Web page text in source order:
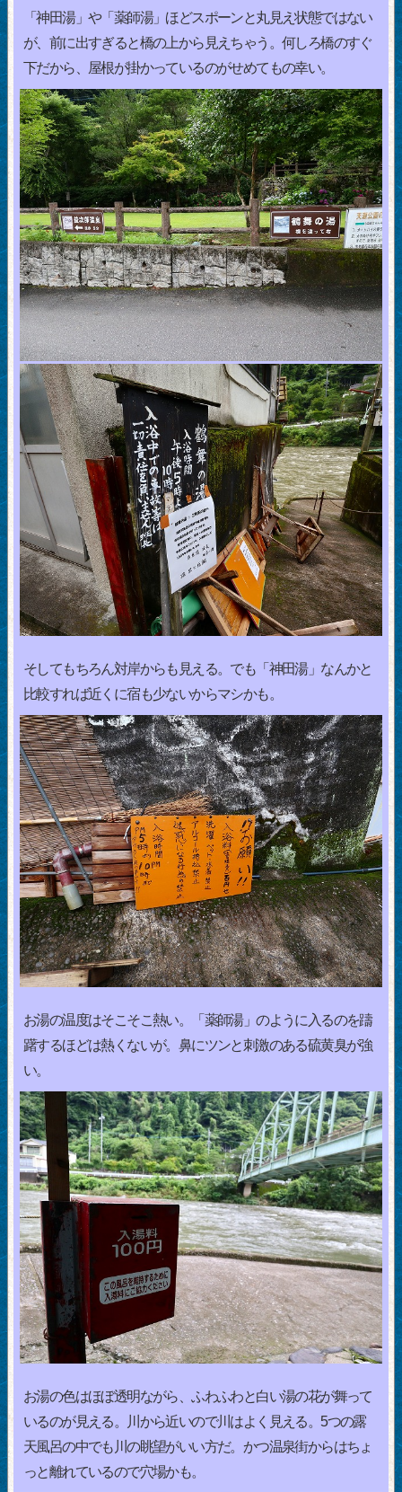
「神田湯」や「薬師湯」ほどスポーンと丸見え状態ではない
が、前に出すぎると橋の上から見えちゃう。何しろ橋のすぐ
下だから、屋根が掛かっているのがせめてもの幸い。
そしてもちろん対岸からも見える。でも「神田湯」なんかと
比較すれば近くに宿も少ないからマシかも。
お湯の温度はそこそこ熱い。「薬師湯」のように入るのを躊
躇するほどは熱くないが。鼻にツンと刺激のある硫黄臭が強
い。
お湯の色はほぼ透明ながら、ふわふわと白い湯の花が舞って
いるのが見える。川から近いので川はよく見える。5つの露
天風呂の中でも川の眺望がいい方だ。かつ温泉街からはちょ
っと離れているので穴場かも。